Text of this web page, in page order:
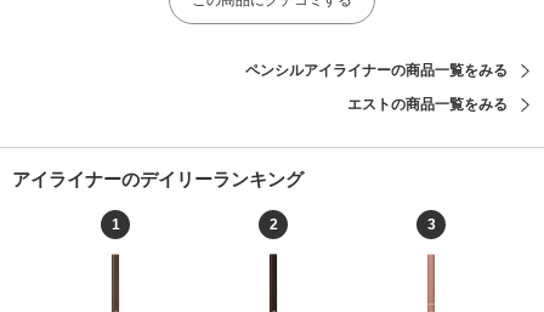
ペンシルアイライナーの商品一覧をみる
エストの商品一覧をみる
アイライナーのデイリーランキング
1 2 3